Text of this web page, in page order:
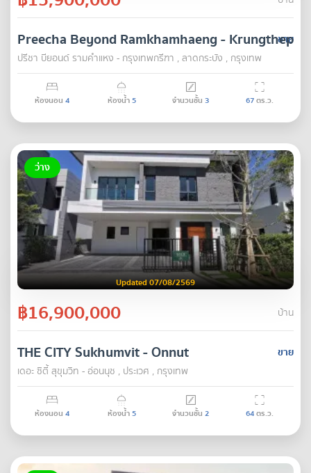
ขาย
Preecha Beyond Ramkhamhaeng -
ปรีชา บียอนด์ รามคำแหง - กรุงเทพกรีฑา , ลาดกระบัง , กรุงเทพ
ห้องนอน 4 ห้องน้ำ5 จำนวนชั้น 3 67ตร.ว.
ว่าง
Updated 07/08/2569
฿16,900,000 บ้าน
ขาย
THE CITY Sukhumvit - Onnut
เดอะ ซิตี้ สุขุมวิท - อ่อนนุช , ประเวศ , กรุงเทพ
ห้องนอน 4 ห้องน้ำ5 จำนวนชั้น 2 64ตร.ว.